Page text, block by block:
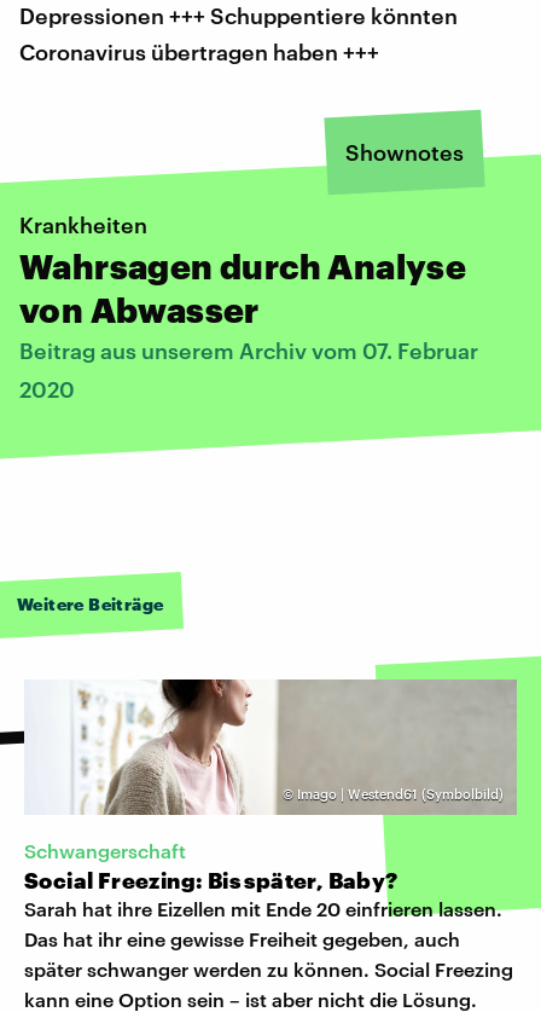
Depressionen +++ Schuppentiere könnten
Coronavirus übertragen haben +++
Shownotes
Krankheiten
Wahrsagen durch Analyse
von Abwasser
Beitrag aus unserem Archiv vom 07. Februar
2020
Weitere Beiträge
© Imago | Westend61 (Symbolbild)
Schwangerschaft
Social Freezing: Bis später, Baby?
Sarah hat ihre Eizellen mit Ende 20 einfrieren lassen.
Das hat ihr eine gewisse Freiheit gegeben, auch
später schwanger werden zu können. Social Freezing
kann eine Option sein – ist aber nicht die Lösung.